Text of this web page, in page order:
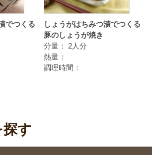
でつくる
しょうがはちみつ漬でつくる
豚のしょうが焼き
分量：
2人分
熱量：
調理時間：
探す